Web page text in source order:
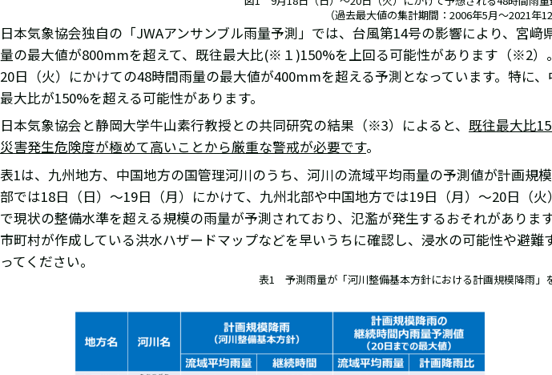
（過去最大値の集計期間：2006年5月～2021年12
日本気象協会独自の「JWAアンサンブル雨量予測」では、台風第14号の影響により、宮
量の最大値が800mmを超えて、既往最大比(※１)150%を上回る可能性があります（※2）
20日（火）にかけての48時間雨量の最大値が400mmを超える予測となっています。特に
最大比が150%を超える可能性があります。
日本気象協会と静岡大学牛山素行教授との共同研究の結果（※3）によると、 既往最大比
災害発生危険度が極めて高いことから厳重な警戒が必要です。
表1は、九州地方、中国地方の国管理河川のうち、河川の流域平均雨量の予測値が計画規
部では18日（日）～19日（月）にかけて、九州北部や中国地方では19日（月）～20日（
で現状の整備水準を超える規模の雨量が予測されており、氾濫が発生するおそれがあります
市町村が作成している洪水ハザードマップなどを早いうちに確認し、浸水の可能性や避
ってください。
表1 予測雨量が「河川整備基本方針における計画規模降雨」